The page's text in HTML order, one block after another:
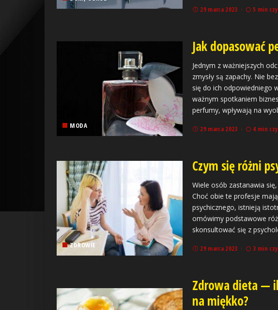
29 marca 2023 5 min
MODA
Jak dopasować
Jednym z ważniejszych
zmysły są zapachy. Nie
się do ich odpowiedniego
ważnym spotkaniem
perfumy, wpływają na
29 marca 2023 4 min
ZDROWIE
Czym się różni
Wiele osób zastanawia
Choć obie te profesje
psychicznego, istnieją
omówimy podstawowe
skonsultować się z
29 marca 2023 3 min
Zdrowa dieta —
na miękko?